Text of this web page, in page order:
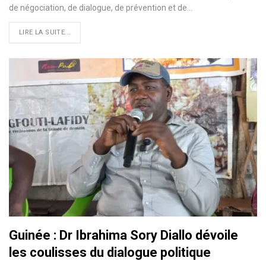
de négociation, de dialogue, de prévention et de…
LIRE LA SUITE...
Guinée : Dr Ibrahima Sory Diallo dévoile
les coulisses du dialogue politique